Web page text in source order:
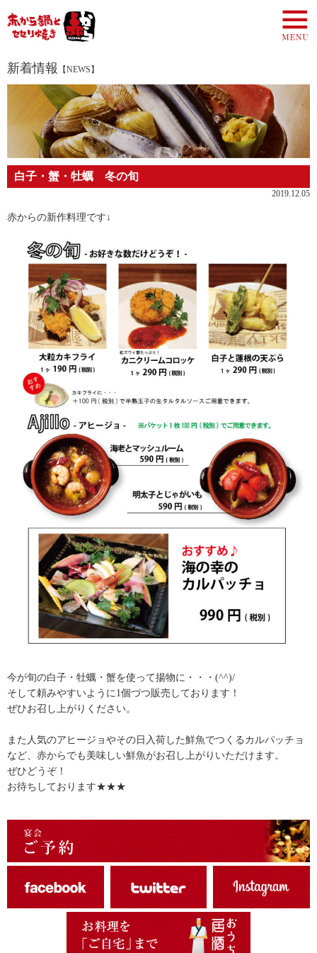
新着情報 【NEWS】
白子・蟹・牡蠣 冬の旬
2019.12.05
赤からの新作料理です↓
今が旬の白子・牡蠣・蟹を使って揚物に・・・(^^)/
そして頼みやすいように1個づつ販売しております！
ぜひお召し上がりください。
また人気のアヒージョやその日入荷した鮮魚でつくるカルパッチョ
など、赤からでも美味しい鮮魚がお召し上がりいただけます。
ぜひどうぞ！
お待ちしております★★★